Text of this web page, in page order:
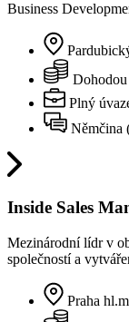
Business
Dohodou
Plný
Němčina
Inside Sales
Mezinárodní lídr v
společností a
Praha